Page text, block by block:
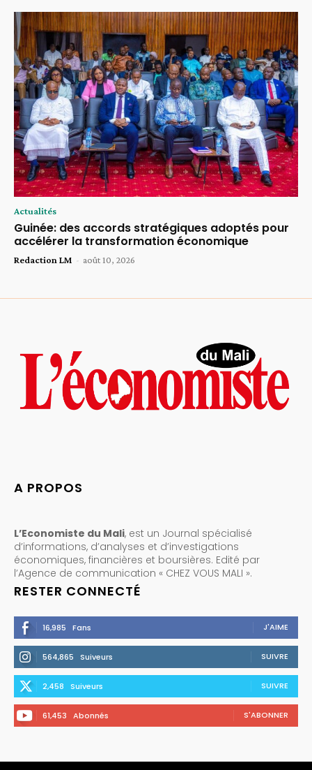
Actualités
Guinée: des accords stratégiques adoptés pour
accélérer la transformation économique
Redaction LM - août 10, 2026
A PROPOS
L’Economiste du Mali, est un Journal spécialisé
d’informations, d’analyses et d’investigations
économiques, financières et boursières. Edité par
l’Agence de communication « CHEZ VOUS MALI ».
RESTER CONNECTÉ
16,985 Fans J'AIME
564,865 Suiveurs SUIVRE
2,458 Suiveurs SUIVRE
61,453 Abonnés S'ABONNER